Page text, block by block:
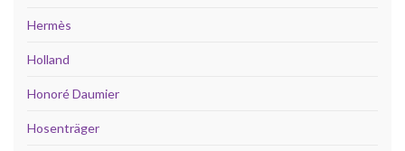
Hermès
Holland
Honoré Daumier
Hosenträger